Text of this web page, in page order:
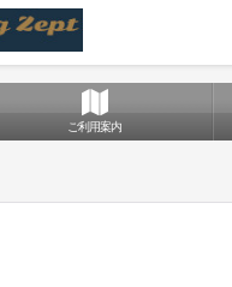
ご利用案内